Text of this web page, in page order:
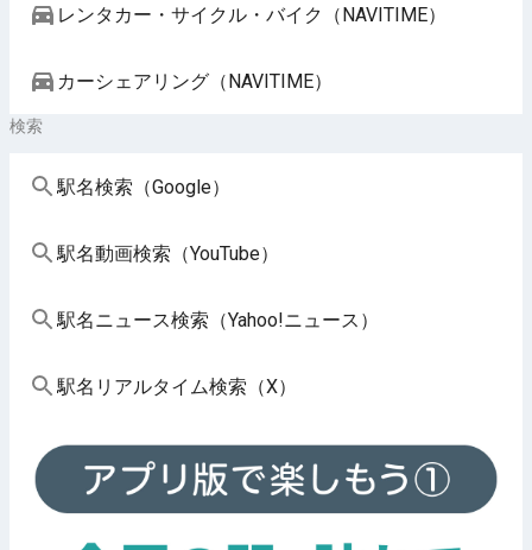
レンタカー・サイクル・バイク（NAVITIME）
カーシェアリング（NAVITIME）
検索
駅名検索（Google）
駅名動画検索（YouTube）
駅名ニュース検索（Yahoo!ニュース）
駅名リアルタイム検索（X）